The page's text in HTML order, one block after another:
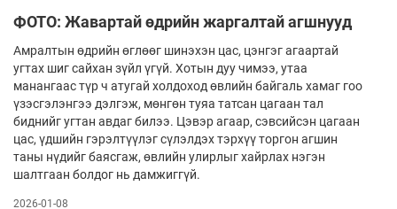
ФОТО: Жавартай өдрийн жаргалтай агшнууд
Амралтын өдрийн өглөөг шинэхэн цас, цэнгэг агаартай
угтах шиг сайхан зүйл үгүй. Хотын дуу чимээ, утаа
манангаас түр ч атугай холдоход өвлийн байгаль хамаг гоо
үзэсгэлэнгээ дэлгэж, мөнгөн туяа татсан цагаан тал
биднийг угтан авдаг билээ. Цэвэр агаар, сэвсийсэн цагаан
цас, үдшийн гэрэлтүүлэг сүлэлдэх тэрхүү торгон агшин
таны нү­­дийг баясгаж, өвлийн улирлыг хайрлах нэгэн
шалтгаан болдог нь дамжиггүй.
2026-01-08